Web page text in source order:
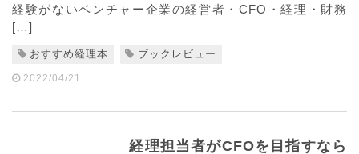
経験がないベンチャー企業の経営者・CFO・経理・財務
[…]
おすすめ経理本 ブックレビュー
2022/04/21
経理担当者がCFOを目指すなら